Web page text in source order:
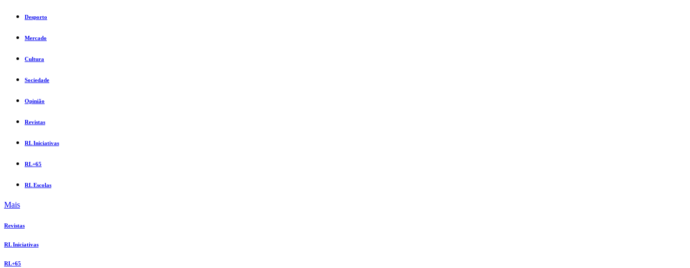
Desporto
Mercado
Cultura
Sociedade
Opinião
Revistas
RL Iniciativas
RL+65
RL Escolas
Mais
Revistas
RL Iniciativas
RL+65